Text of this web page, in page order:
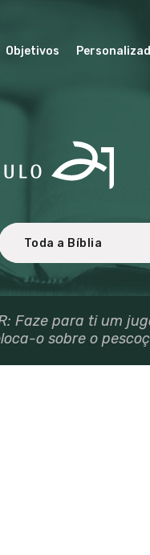
Objetivos
Faze para ti um
o sobre o
SÉCULO 21